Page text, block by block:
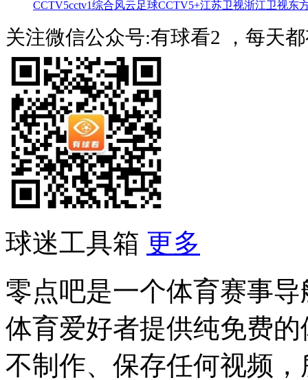
CCTV5cctv1综合风云足球CCTV5+江苏卫视浙江卫视东
关注微信公众号:有球看2 ，每天
球迷工具箱 更多
零点吧是一个体育赛事
体育爱好者提供纯免费
不制作、保存任何视频